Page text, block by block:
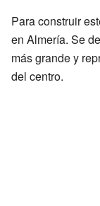
Para construir
en Almería. Se
más grande y
del centro.